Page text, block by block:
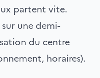
partent vite.
une demi-
du centre
horaires).